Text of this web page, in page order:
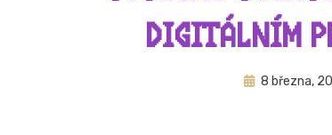
DIGITÁLNÍM
AutorHynek
Zveřejněno
8 března,